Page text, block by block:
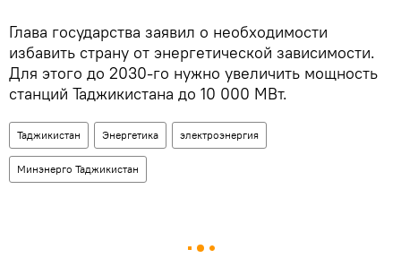
Глава государства заявил о необходимости
избавить страну от энергетической зависимости.
Для этого до 2030-го нужно увеличить мощность
станций Таджикистана до 10 000 МВт.
Таджикистан Энергетика электроэнергия
Минэнерго Таджикистан